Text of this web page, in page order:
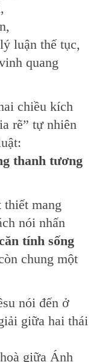
luận thế tục,
quang
chiều kích
rẽ” tự nhiên
thanh tương
thiết mang
nói nhấn
tính sống
chung một
nói đến ở
giữa hai thái
giữa Ánh